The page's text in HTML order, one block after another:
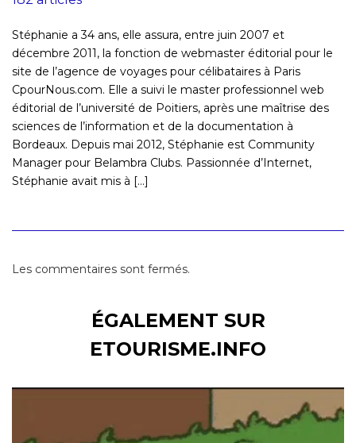
Stéphanie a 34 ans, elle assura, entre juin 2007 et
décembre 2011, la fonction de webmaster éditorial pour le
site de l’agence de voyages pour célibataires à Paris
CpourNous.com. Elle a suivi le master professionnel web
éditorial de l’université de Poitiers, après une maîtrise des
sciences de l’information et de la documentation à
Bordeaux. Depuis mai 2012, Stéphanie est Community
Manager pour Belambra Clubs. Passionnée d’Internet,
Stéphanie avait mis à [...]
Les commentaires sont fermés.
ÉGALEMENT SUR
ETOURISME.INFO